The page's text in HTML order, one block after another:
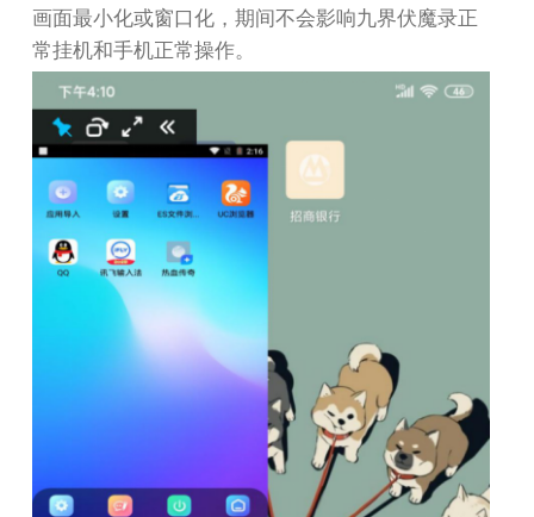
画面最小化或窗口化，期间不会影响九界伏魔录正
常挂机和手机正常操作。